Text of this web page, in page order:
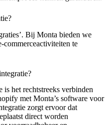
Bij Monta bieden we
commerceactiviteiten te
het rechtstreeks verbinden
met Monta’s software voor
zorgt ervoor dat
direct worden